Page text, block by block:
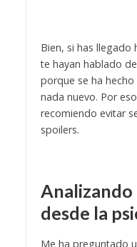
Bien, si has llegado
te hayan hablado
porque se ha
nada nuevo. Por
recomiendo evitar
spoilers.
Analizando
desde la
Me ha preguntado